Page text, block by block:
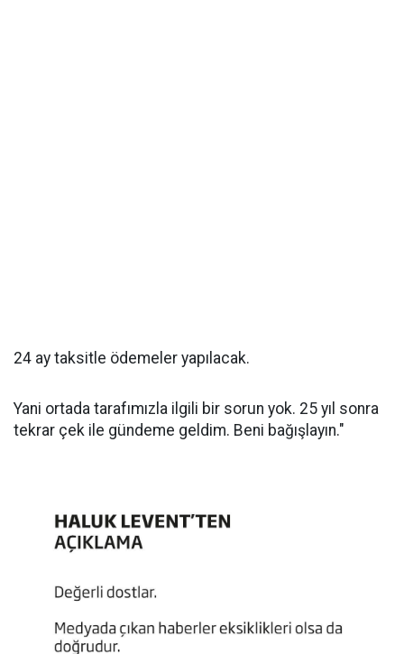
24 ay taksitle ödemeler yapılacak.
Yani ortada tarafımızla ilgili bir sorun yok. 25 yıl sonra
tekrar çek ile gündeme geldim. Beni bağışlayın."